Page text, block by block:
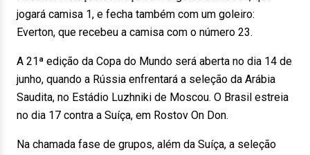
jogará camisa 1, e fecha também com um goleiro:
Everton, que recebeu a camisa com o número 23.
A 21ª edição da Copa do Mundo será aberta no dia 14 de
junho, quando a Rússia enfrentará a seleção da Arábia
Saudita, no Estádio Luzhniki de Moscou. O Brasil estreia
no dia 17 contra a Suíça, em Rostov On Don.
Na chamada fase de grupos, além da Suíça, a seleção